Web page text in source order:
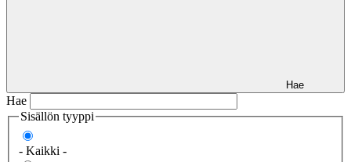
Hae
Hae
Sisällön tyyppi
- Kaikki -